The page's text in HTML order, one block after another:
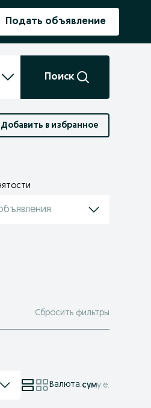
Подать объявление
Поиск
Добавить в избранное
Сбросить фильтры
Валюта:суму.е.